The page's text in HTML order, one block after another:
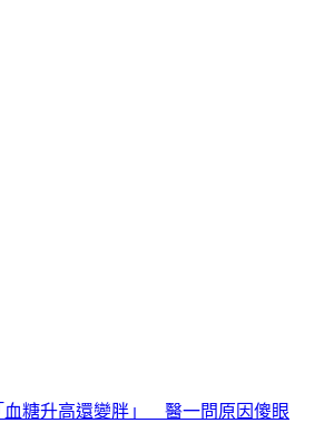
月營收9465億元刷史上新高